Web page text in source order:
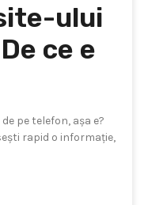
ului
ce e
pe telefon, așa e?
rapid o informație,